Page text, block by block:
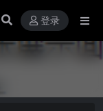
登录